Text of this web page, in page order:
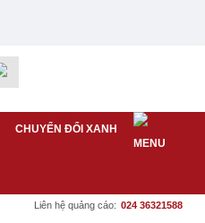
CHUYỂN ĐỔI XANH
Liên hệ quảng cáo: 024 36321588